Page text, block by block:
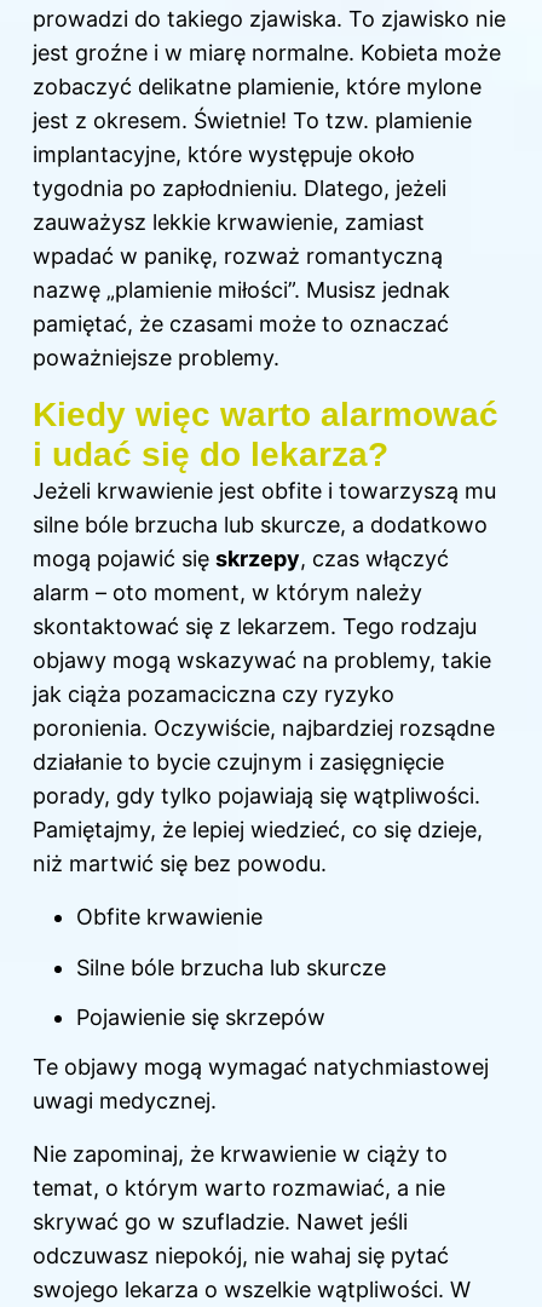
prowadzi do takiego zjawiska. To zjawisko nie
jest groźne i w miarę normalne. Kobieta może
zobaczyć delikatne plamienie, które mylone
jest z okresem. Świetnie! To tzw. plamienie
implantacyjne, które występuje około
tygodnia po zapłodnieniu. Dlatego, jeżeli
zauważysz lekkie krwawienie, zamiast
wpadać w panikę, rozważ romantyczną
nazwę „plamienie miłości”. Musisz jednak
pamiętać, że czasami może to oznaczać
poważniejsze problemy.
Kiedy więc warto alarmować
i udać się do lekarza?
Jeżeli krwawienie jest obfite i towarzyszą mu
silne bóle brzucha lub skurcze, a dodatkowo
mogą pojawić się skrzepy, czas włączyć
alarm – oto moment, w którym należy
skontaktować się z lekarzem. Tego rodzaju
objawy mogą wskazywać na problemy, takie
jak ciąża pozamaciczna czy ryzyko
poronienia. Oczywiście, najbardziej rozsądne
działanie to bycie czujnym i zasięgnięcie
porady, gdy tylko pojawiają się wątpliwości.
Pamiętajmy, że lepiej wiedzieć, co się dzieje,
niż martwić się bez powodu.
Obfite krwawienie
Silne bóle brzucha lub skurcze
Pojawienie się skrzepów
Te objawy mogą wymagać natychmiastowej
uwagi medycznej.
Nie zapominaj, że krwawienie w ciąży to
temat, o którym warto rozmawiać, a nie
skrywać go w szufladzie. Nawet jeśli
odczuwasz niepokój, nie wahaj się pytać
swojego lekarza o wszelkie wątpliwości. W